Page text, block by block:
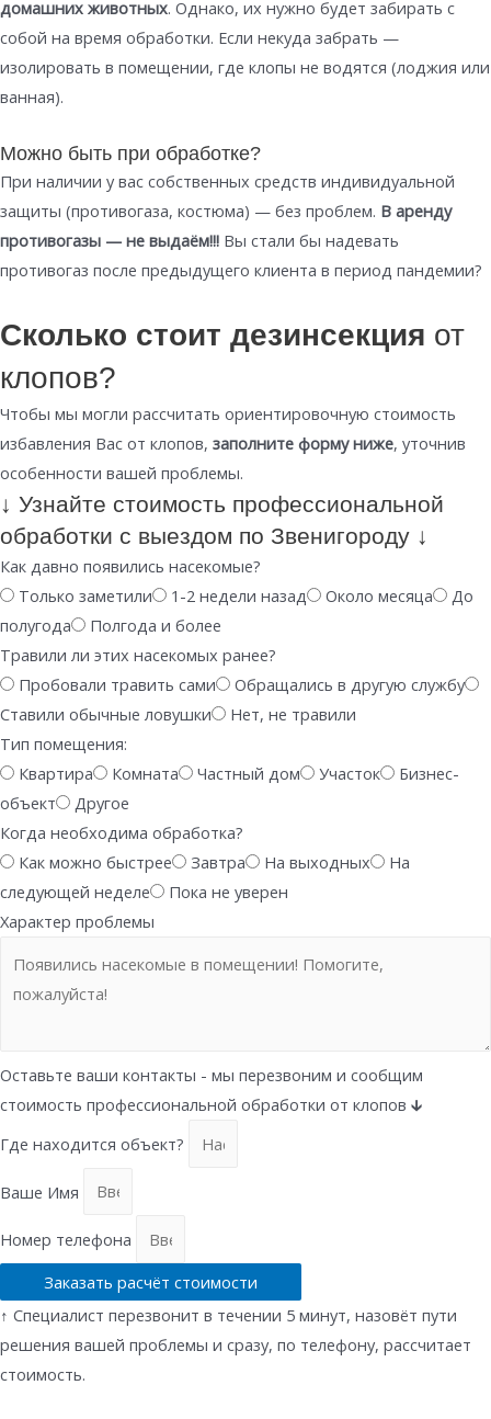
домашних животных. Однако, их нужно будет забирать с
собой на время обработки. Если некуда забрать —
изолировать в помещении, где клопы не водятся (лоджия или
ванная).
Можно быть при обработке?
При наличии у вас собственных средств индивидуальной
защиты (противогаза, костюма) — без проблем. В аренду
противогазы — не выдаём!!! Вы стали бы надевать
противогаз после предыдущего клиента в период пандемии?
Сколько стоит дезинсекция от
клопов?
Чтобы мы могли рассчитать ориентировочную стоимость
избавления Вас от клопов, заполните форму ниже, уточнив
особенности вашей проблемы.
↓ Узнайте стоимость профессиональной
обработки с выездом по Звенигороду ↓
Как давно появились насекомые?
Только заметили
1-2 недели назад Около месяца
До
полугода
Полгода и более
Травили ли этих насекомых ранее?
Пробовали травить сами
Обращались в другую службу
Ставили обычные ловушки
Нет, не травили
Тип помещения:
Квартира
Комната Частный дом Участок
Бизнес-
объект
Другое
Когда необходима обработка?
Как можно быстрее
Завтра На выходных
На
следующей неделе
Пока не уверен
Характер проблемы
Оставьте ваши контакты - мы перезвоним и сообщим
стоимость профессиональной обработки от клопов 🡳
Где находится объект?
Ваше Имя
Номер телефона
Заказать расчёт стоимости
↑ Специалист перезвонит в течении 5 минут, назовёт пути
решения вашей проблемы и сразу, по телефону, рассчитает
стоимость.